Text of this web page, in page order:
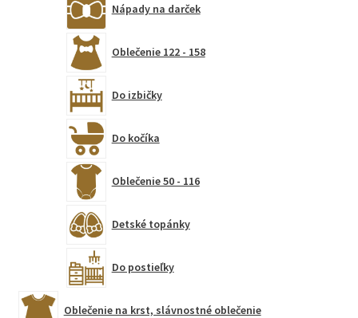
Nápady na darček
Oblečenie 122 - 158
Do izbičky
Do kočíka
Oblečenie 50 - 116
Detské topánky
Do postieľky
Oblečenie na krst, slávnostné oblečenie